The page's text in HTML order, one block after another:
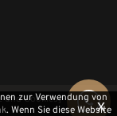
und Cookies] x
zur Verwendung von
. Wenn Sie diese Website